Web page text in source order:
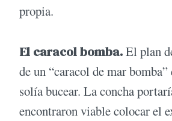
propia.
El caracol bomba.El plan
de un “caracol de mar
solía bucear. La concha
encontraron viable colocar el